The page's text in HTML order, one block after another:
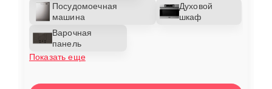
Посудомоечная
машина
Духовой
шкаф
Варочная
панель
Показать еще